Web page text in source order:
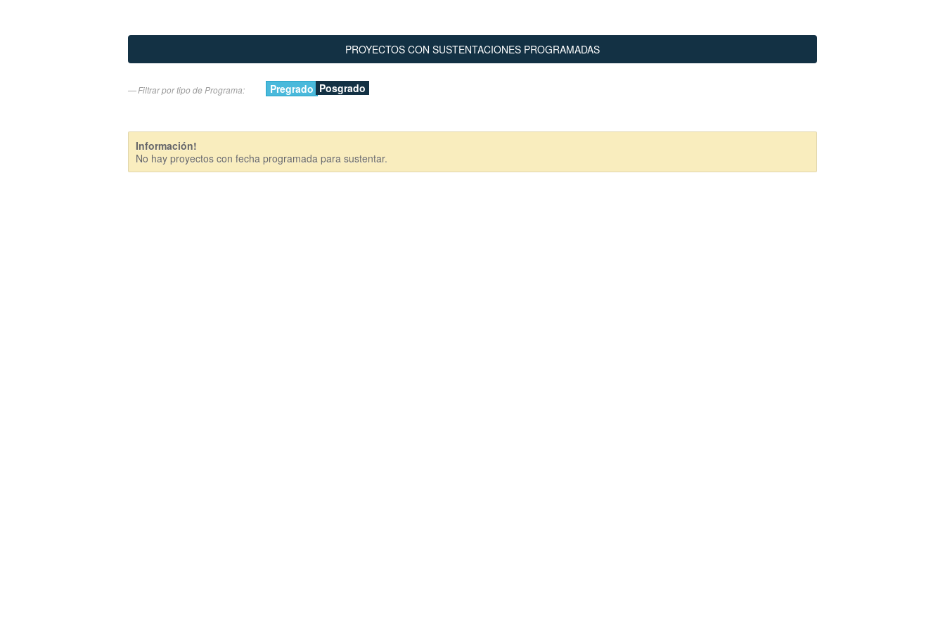
PROYECTOS CON SUSTENTACIONES PROGRAMADAS
Filtrar por tipo de Programa: Pregrado Posgrado
Información!
No hay proyectos con fecha programada para sustentar.